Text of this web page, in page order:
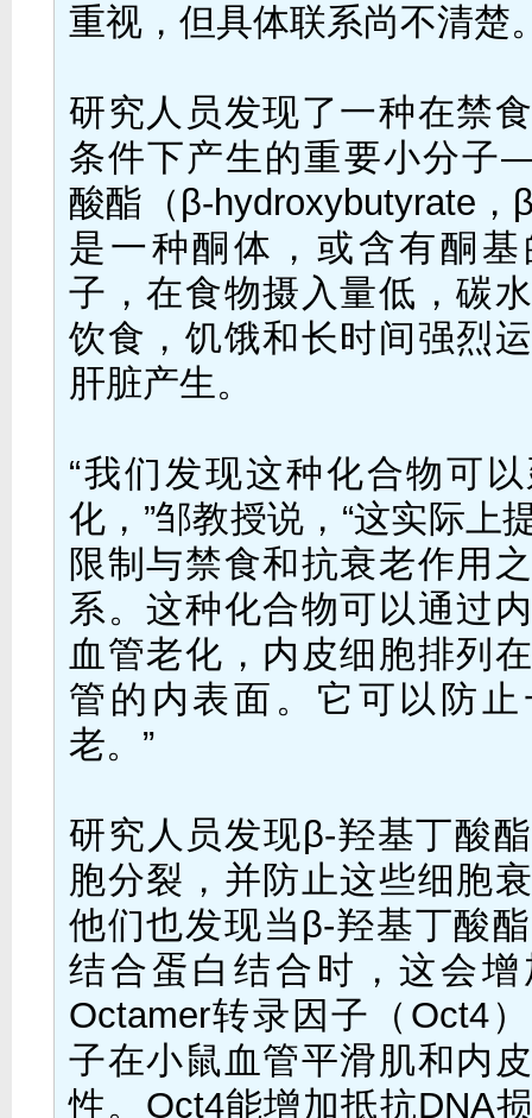
重视，但具体联系尚不清楚
研究人员发现了一种在禁
条件下产生的重要小分
酸酯（β-hydroxybutyrate，
是一种酮体，或含有酮
子，在食物摄入量低，碳
饮食，饥饿和长时间强烈
肝脏产生。
“我们发现这种化合物可
化，”邹教授说，“这实际上
限制与禁食和抗衰老作用
系。这种化合物可以通过
血管老化，内皮细胞排列
管的内表面。它可以防
老。”
研究人员发现β-羟基丁酸
胞分裂，并防止这些细胞
他们也发现当β-羟基丁酸
结合蛋白结合时，这会
Octamer转录因子（Oct4
子在小鼠血管平滑肌和内
性。Oct4能增加抵抗DNA